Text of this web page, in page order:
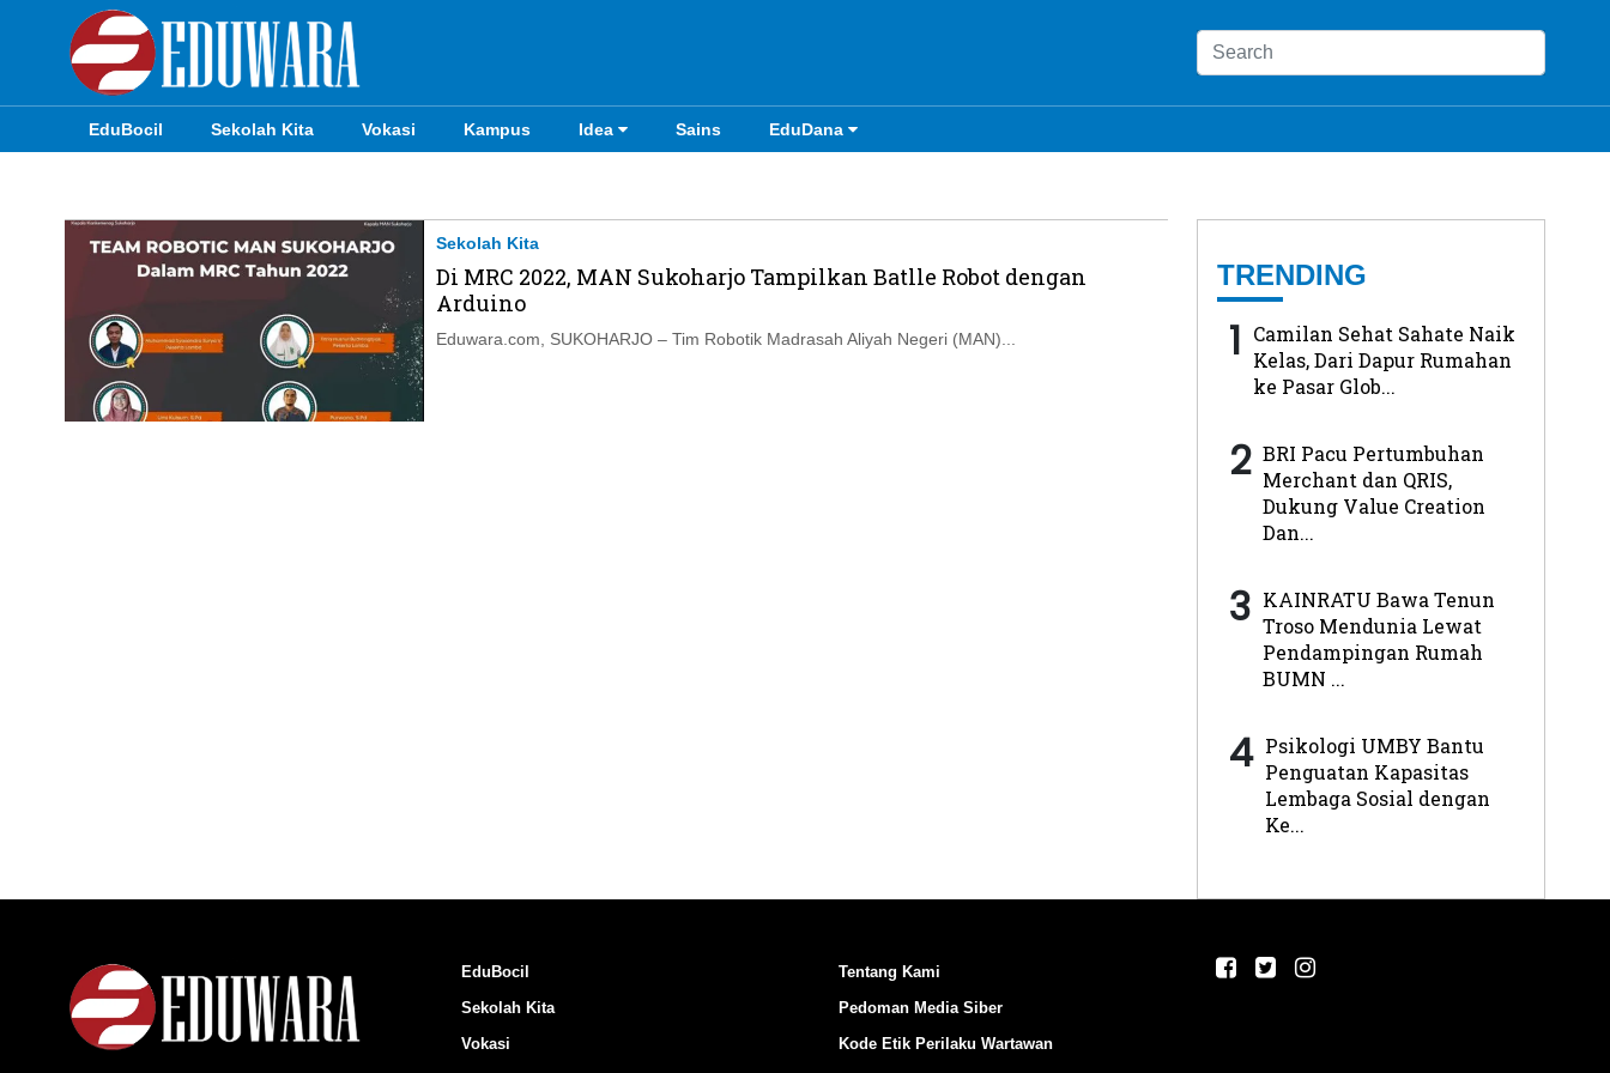
EduBocil Sekolah Kita Vokasi Kampus Idea Sains EduDana
Sekolah Kita
Kampus
Idea
Sains
Sekolah Kita
Di MRC 2022, MAN Sukoharjo Tampilkan Batlle Robot dengan
Arduino
Eduwara.com, SUKOHARJO – Tim Robotik Madrasah Aliyah Negeri (MAN)...
TRENDING
1 Camilan Sehat Sahate Naik
Kelas, Dari Dapur Rumahan
ke Pasar Glob...
2 BRI Pacu Pertumbuhan
Merchant dan QRIS,
Dukung Value Creation
Dan...
3 KAINRATU Bawa Tenun
Troso Mendunia Lewat
Pendampingan Rumah
BUMN ...
4 Psikologi UMBY Bantu
Penguatan Kapasitas
Lembaga Sosial dengan
Ke...
EduBocil
Sekolah Kita
Vokasi
Tentang Kami
Pedoman Media Siber
Kode Etik Perilaku Wartawan